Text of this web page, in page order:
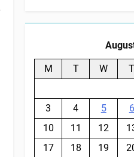
M T W T
3
4 5 6
10
11 12
17
18 19